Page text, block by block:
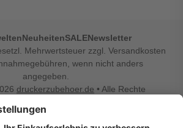
NeuheitenSALENewsletter
Mehrwertsteuer zzgl. Versandkosten
wenn nicht anders
angegeben.
druckerzubehoer.de • Alle Rechte
Vertrag widerrufen